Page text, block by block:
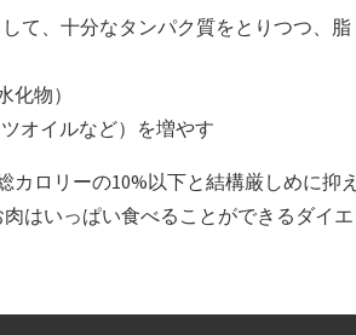
て、十分なタンパク質をとりつつ、脂
化物）
オイルなど）を増やす
ロリーの10%以下と結構厳しめに抑え
はいっぱい食べることができるダイエ